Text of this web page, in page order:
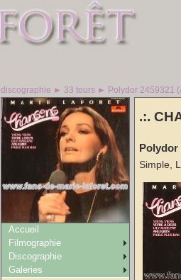
discographie ► 33 tours ► Polydor 2459321
.:.
Polydor
Simple,
Accueil
Filmographie
Discographie
Galeries